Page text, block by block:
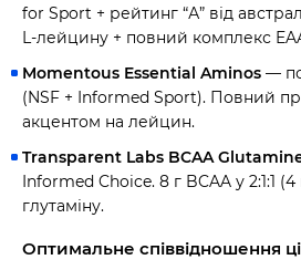
for Sport + рейтинг “А” від
L-лейцину + повний комплекс
Momentous Essential Aminos —
(NSF + Informed Sport). Повний
акцентом на лейцин.
Transparent Labs BCAA
Informed Choice. 8 г BCAA у 2:1:1
глутаміну.
Оптимальне співвідношення